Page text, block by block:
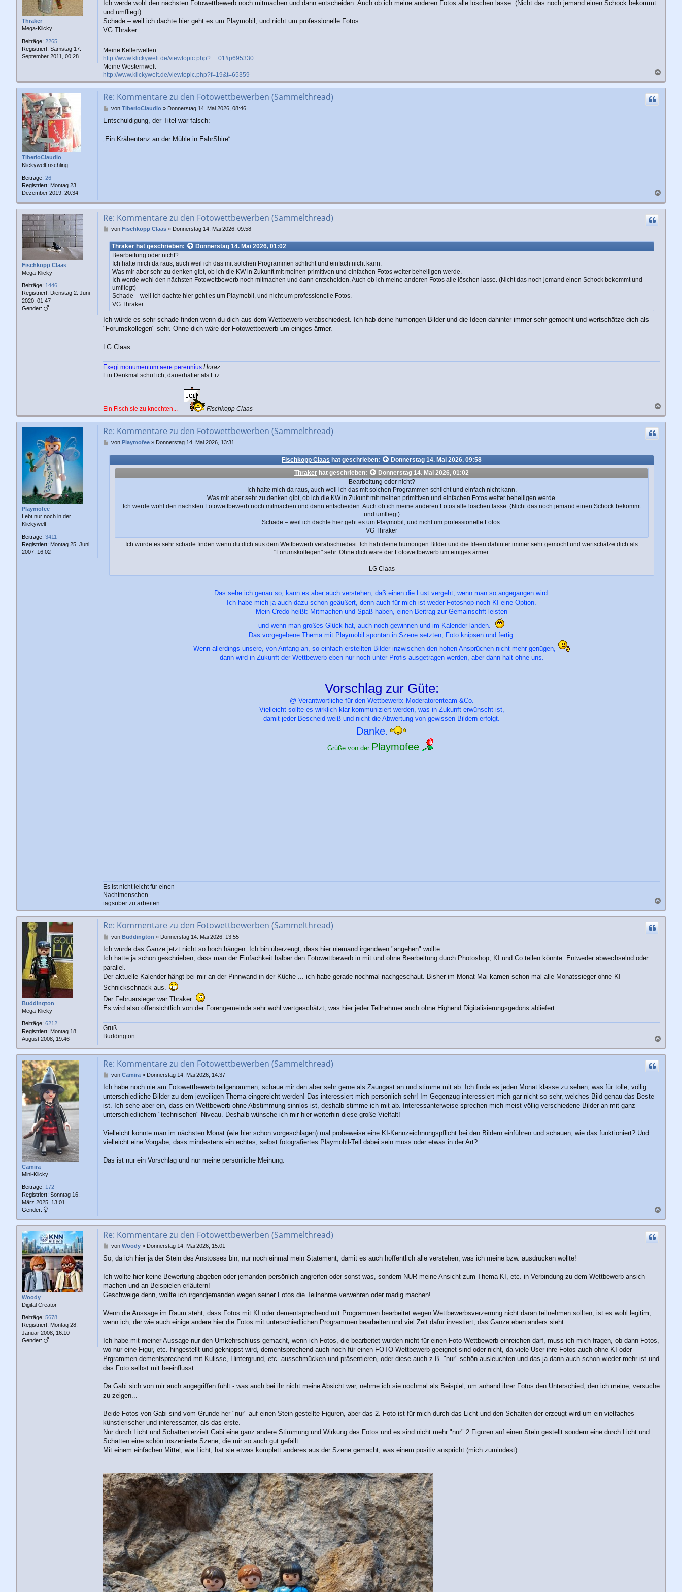
Thraker
Mega-Klicky
Beiträge: 2265
Registriert: Samstag 17.
September 2011, 00:28
Ich werde wohl den nächsten Fotowettbewerb noch mitmachen und dann entscheiden. Auch ob ich meine anderen Fotos alle löschen lasse. (Nicht das noch jemand einen Schock bekommt
und umfliegt)
Schade – weil ich dachte hier geht es um Playmobil, und nicht um professionelle Fotos.
VG Thraker
Meine Kellerwelten
http://www.klickywelt.de/viewtopic.php? ... 01#p695330
Meine Westernwelt
http://www.klickywelt.de/viewtopic.php?f=19&t=65359
a
c
TiberioClaudio
Klickyweltfrischling
Beiträge: 26
Registriert: Montag 23.
Dezember 2019, 20:34
Re: Kommentare zu den Fotowettbewerben (Sammelthread)
B
i
r
von TiberioClaudio» Donnerstag 14. Mai 2026, 08:46
Entschuldigung, der Titel war falsch:
„Ein Krähentanz an der Mühle in EahrShire“
a
c
Fischkopp Claas
Mega-Klicky
Beiträge: 1446
Registriert: Dienstag 2. Juni
2020, 01:47
Gender:
Re: Kommentare zu den Fotowettbewerben (Sammelthread)
B
i
t
von Fischkopp Claas» Donnerstag 14. Mai 2026, 09:58
Thrakerhat geschrieben:
Donnerstag 14. Mai 2026, 01:02
Bearbeitung oder nicht?
Ich halte mich da raus, auch weil ich das mit solchen Programmen schlicht und einfach nicht kann.
Was mir aber sehr zu denken gibt, ob ich die KW in Zukunft mit meinen primitiven und einfachen Fotos weiter behelligen werde.
Ich werde wohl den nächsten Fotowettbewerb noch mitmachen und dann entscheiden. Auch ob ich meine anderen Fotos alle löschen lasse. (Nicht das noch jemand einen Schock bekommt und
umfliegt)
Schade – weil ich dachte hier geht es um Playmobil, und nicht um professionelle Fotos.
VG Thraker
Ich würde es sehr schade finden wenn du dich aus dem Wettbewerb verabschiedest. Ich hab deine humorigen Bilder und die Ideen dahinter immer sehr gemocht und wertschätze dich als
"Forumskollegen" sehr. Ohne dich wäre der Fotowettbewerb um einiges ärmer.
LG Claas
Exegi monumentum aere perennius Horaz
Ein Denkmal schuf ich, dauerhafter als Erz.
Ein Fisch sie zu knechten... Fischkopp Claas
a
c
Playmofee
Lebt nur noch in der
Klickywelt
Beiträge: 3411
Registriert: Montag 25. Juni
2007, 16:02
Re: Kommentare zu den Fotowettbewerben (Sammelthread)
B
i
t
von Playmofee» Donnerstag 14. Mai 2026, 13:31
Fischkopp Claas hat geschrieben:
Donnerstag 14. Mai 2026, 09:58
Thraker hat geschrieben:
Donnerstag 14. Mai 2026, 01:02
Bearbeitung oder nicht?
Ich halte mich da raus, auch weil ich das mit solchen Programmen schlicht und einfach nicht kann.
Was mir aber sehr zu denken gibt, ob ich die KW in Zukunft mit meinen primitiven und einfachen Fotos weiter behelligen werde.
Ich werde wohl den nächsten Fotowettbewerb noch mitmachen und dann entscheiden. Auch ob ich meine anderen Fotos alle löschen lasse. (Nicht das noch jemand einen Schock bekommt
und umfliegt)
Schade – weil ich dachte hier geht es um Playmobil, und nicht um professionelle Fotos.
VG Thraker
Ich würde es sehr schade finden wenn du dich aus dem Wettbewerb verabschiedest. Ich hab deine humorigen Bilder und die Ideen dahinter immer sehr gemocht und wertschätze dich als
"Forumskollegen" sehr. Ohne dich wäre der Fotowettbewerb um einiges ärmer.
LG Claas
Das sehe ich genau so, kann es aber auch verstehen, daß einen die Lust vergeht, wenn man so angegangen wird.
Ich habe mich ja auch dazu schon geäußert, denn auch für mich ist weder Fotoshop noch KI eine Option.
Mein Credo heißt: Mitmachen und Spaß haben, einen Beitrag zur Gemainschft leisten
und wenn man großes Glück hat, auch noch gewinnen und im Kalender landen.
Das vorgegebene Thema mit Playmobil spontan in Szene setzten, Foto knipsen und fertig.
Wenn allerdings unsere, von Anfang an, so einfach erstellten Bilder inzwischen den hohen Ansprüchen nicht mehr genügen,
dann wird in Zukunft der Wettbewerb eben nur noch unter Profis ausgetragen werden, aber dann halt ohne uns.
Vorschlag zur Güte:
@ Verantwortliche für den Wettbewerb: Moderatorenteam &Co.
Vielleicht sollte es wirklich klar kommuniziert werden, was in Zukunft erwünscht ist,
damit jeder Bescheid weiß und nicht die Abwertung von gewissen Bildern erfolgt.
Danke.
Grüße von der Playmofee
Es ist nicht leicht für einen
Nachtmenschen
tagsüber zu arbeiten
a
c
Buddington
Mega-Klicky
Beiträge: 6212
Registriert: Montag 18.
August 2008, 19:46
Re: Kommentare zu den Fotowettbewerben (Sammelthread)
B
i
t
r
a
von Buddington » Donnerstag 14. Mai 2026, 13:55
Ich würde das Ganze jetzt nicht so hoch hängen. Ich bin überzeugt, dass hier niemand irgendwen "angehen" wollte.
Ich hatte ja schon geschrieben, dass man der Einfachkeit halber den Fotowettbewerb in mit und ohne Bearbeitung durch Photoshop, KI und Co teilen könnte. Entweder abwechselnd oder
parallel.
Der aktuelle Kalender hängt bei mir an der Pinnwand in der Küche ... ich habe gerade nochmal nachgeschaut. Bisher im Monat Mai kamen schon mal alle Monatssieger ohne KI
Schnickschnack aus.
Der Februarsieger war Thraker.
Es wird also offensichtlich von der Forengemeinde sehr wohl wertgeschätzt, was hier jeder Teilnehmer auch ohne Highend Digitalisierungsgedöns abliefert.
Gruß
Buddington
a
c
Camira
Mini-Klicky
Beiträge: 172
Registriert: Sonntag 16.
März 2025, 13:01
Gender:
Re: Kommentare zu den Fotowettbewerben (Sammelthread)
B
i
t
r
a
von Camira» Donnerstag 14. Mai 2026, 14:37
Ich habe noch nie am Fotowettbewerb teilgenommen, schaue mir den aber sehr gerne als Zaungast an und stimme mit ab. Ich finde es jeden Monat klasse zu sehen, was für tolle, völlig
unterschiedliche Bilder zu dem jeweiligen Thema eingereicht werden! Das interessiert mich persönlich sehr! Im Gegenzug interessiert mich gar nicht so sehr, welches Bild genau das Beste
ist. Ich sehe aber ein, dass ein Wettbewerb ohne Abstimmung sinnlos ist, deshalb stimme ich mit ab. Interessanterweise sprechen mich meist völlig verschiedene Bilder an mit ganz
unterschiedlichem "technischen" Niveau. Deshalb wünsche ich mir hier weiterhin diese große Vielfalt!
Vielleicht könnte man im nächsten Monat (wie hier schon vorgeschlagen) mal probeweise eine KI-Kennzeichnungspflicht bei den Bildern einführen und schauen, wie das funktioniert? Und
vielleicht eine Vorgabe, dass mindestens ein echtes, selbst fotografiertes Playmobil-Teil dabei sein muss oder etwas in der Art?
Das ist nur ein Vorschlag und nur meine persönliche Meinung.
a
c
Woody
Digital Creator
Beiträge: 5678
Registriert: Montag 28.
Januar 2008, 16:10
Gender:
Re: Kommentare zu den Fotowettbewerben (Sammelthread)
B
i
r
a
von Woody» Donnerstag 14. Mai 2026, 15:01
So, da ich hier ja der Stein des Anstosses bin, nur noch einmal mein Statement, damit es auch hoffentlich alle verstehen, was ich meine bzw. ausdrücken wollte!
Ich wollte hier keine Bewertung abgeben oder jemanden persönlich angreifen oder sonst was, sondern NUR meine Ansicht zum Thema KI, etc. in Verbindung zu dem Wettbewerb ansich
machen und an Beispielen erläutern!
Geschweige denn, wollte ich irgendjemanden wegen seiner Fotos die Teilnahme verwehren oder madig machen!
Wenn die Aussage im Raum steht, dass Fotos mit KI oder dementsprechend mit Programmen bearbeitet wegen Wettbewerbsverzerrung nicht daran teilnehmen sollten, ist es wohl legitim,
wenn ich, der wie auch einige andere hier die Fotos mit unterschiedlichen Programmen bearbeiten und viel Zeit dafür investiert, das Ganze eben anders sieht.
Ich habe mit meiner Aussage nur den Umkehrschluss gemacht, wenn ich Fotos, die bearbeitet wurden nicht für einen Foto-Wettbewerb einreichen darf, muss ich mich fragen, ob dann Fotos,
wo nur eine Figur, etc. hingestellt und geknippst wird, dementsprechend auch noch für einen FOTO-Wettbewerb geeignet sind oder nicht, da viele User ihre Fotos auch ohne KI oder
Prgrammen dementsprechend mit Kulisse, Hintergrund, etc. ausschmücken und präsentieren, oder diese auch z.B. "nur" schön ausleuchten und das ja dann auch schon wieder mehr ist und
das Foto selbst mit beeinflusst.
Da Gabi sich von mir auch angegriffen fühlt - was auch bei ihr nicht meine Absicht war, nehme ich sie nochmal als Beispiel, um anhand ihrer Fotos den Unterschied, den ich meine, versuche
zu zeigen...
Beide Fotos von Gabi sind vom Grunde her "nur" auf einen Stein gestellte Figuren, aber das 2. Foto ist für mich durch das Licht und den Schatten der erzeugt wird um ein vielfaches
künstlerischer und interessanter, als das erste.
Nur durch Licht und Schatten erzielt Gabi eine ganz andere Stimmung und Wirkung des Fotos und es sind nicht mehr "nur" 2 Figuren auf einen Stein gestellt sondern eine durch Licht und
Schatten eine schön inszenierte Szene, die mir so auch gut gefällt.
Mit einem einfachen Mittel, wie Licht, hat sie etwas komplett anderes aus der Szene gemacht, was einem positiv anspricht (mich zumindest).